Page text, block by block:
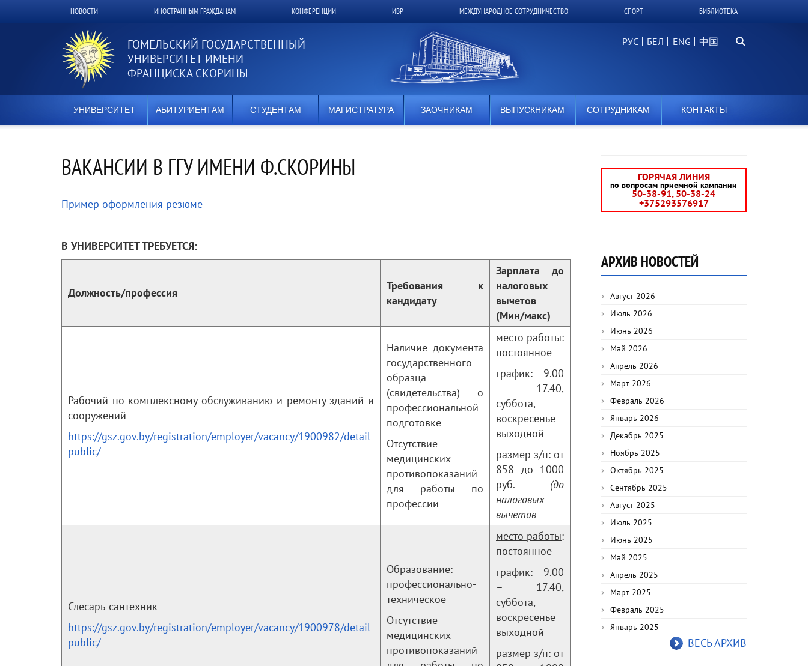
Верхнее
меню
НОВОСТИ ИНОСТРАННЫМ ГРАЖДАНАМ КОНФЕРЕНЦИИ ИВР МЕЖДУНАРОДНОЕ СОТРУДНИЧЕСТВО СПОРТ БИБЛИОТЕКА
ГОМЕЛЬСКИЙ ГОСУДАРСТВЕННЫЙ
УНИВЕРСИТЕТ ИМЕНИ
ФРАНЦИСКА СКОРИНЫ
РУС БЕЛ 中国 Поиск...
УНИВЕРСИТЕТ АБИТУРИЕНТАМ СТУДЕНТАМ МАГИСТРАТУРА ЗАОЧНИКАМ ВЫПУСКНИКАМ СОТРУДНИКАМ КОНТАКТЫ
ВАКАНСИИ В ГГУ ИМЕНИ Ф.СКОРИНЫ
Пример оформления резюме
В УНИВЕРСИТЕТ ТРЕБУЕТСЯ:
Должность/профессия
Требования к
кандидату
Зарплата до
налоговых
вычетов
(Мин/макс)
Рабочий по комплексному обслуживанию и ремонту зданий и
сооружений
https://gsz.gov.by/registration/employer/vacancy/1900982/detail-
public/
Наличие документа
государственного
образца
(свидетельства) о
профессиональной
подготовке
Отсутствие
медицинских
противопоказаний
для работы по
профессии
место работы:
постоянное
график: 9.00
– 17.40,
суббота,
воскресенье
выходной
размер з/п: от
858 до 1000
руб. (до
налоговых
вычетов
Слесарь-сантехник
https://gsz.gov.by/registration/employer/vacancy/1900978/detail-
public/
Образование:
профессионально-
техническое
Отсутствие
медицинских
противопоказаний
место работы:
постоянное
график: 9.00
– 17.40,
суббота,
воскресенье
выходной
размер з/п: от
ГОРЯЧАЯ ЛИНИЯ
по вопросам приемной кампании
50-38-91, 50-38-24
+375293576917
АРХИВ НОВОСТЕЙ
Август 2026
Июль 2026
Июнь 2026
Май 2026
Апрель 2026
Март 2026
Февраль 2026
Январь 2026
Декабрь 2025
Ноябрь 2025
Октябрь 2025
Сентябрь 2025
Август 2025
Июль 2025
Июнь 2025
Май 2025
Апрель 2025
Март 2025
Февраль 2025
Январь 2025
ВЕСЬ АРХИВ